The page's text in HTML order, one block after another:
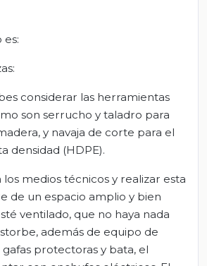
es:
considerar las herramientas
son serrucho y taladro para
y navaja de corte para el
densidad (HDPE).
los medios técnicos y realizar esta
de un espacio amplio y bien
ventilado, que no haya nada
además de equipo de
protectoras y bata, el